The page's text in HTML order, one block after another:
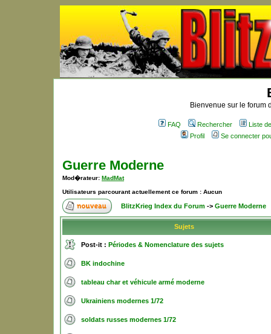
Bienvenue sur le forum
FAQ Rechercher
Liste
Profil
Se connecter
Guerre Moderne
Mod�rateur: MadMat
Utilisateurs parcourant actuellement ce forum : Aucun
BlitzKrieg Index du Forum -> Guerre Moderne
Sujets
Post-it : Périodes & Nomenclature des sujets
BK indochine
tableau char et véhicule armé moderne
Ukrainiens modernes 1/72
soldats russes modernes 1/72